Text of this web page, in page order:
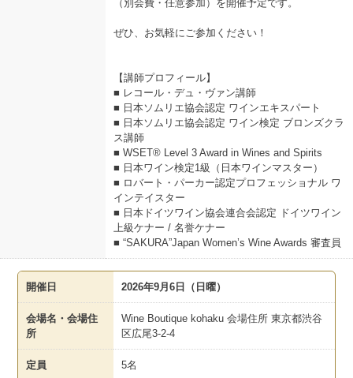
（別会費・任意参加）を開催予定です。
ぜひ、お気軽にご参加ください！
【講師プロフィール】
■ レコール・デュ・ヴァン講師
■ 日本ソムリエ協会認定 ワインエキスパート
■ 日本ソムリエ協会認定 ワイン検定 ブロンズクラ
ス講師
■ WSET® Level 3 Award in Wines and Spirits
■ 日本ワイン検定1級（日本ワインマスター）
■ ロバート・パーカー認定プロフェッショナル ワ
インテイスター
■ 日本ドイツワイン協会連合会認定 ドイツワイン
上級ケナー / 名誉ケナー
■ “SAKURA”Japan Women’s Wine Awards 審査員
開催日 2026年9月6日（日曜）
会場名・会場住
所
Wine Boutique kohaku 会場住所 東京都渋谷
区広尾3-2-4
定員 5名